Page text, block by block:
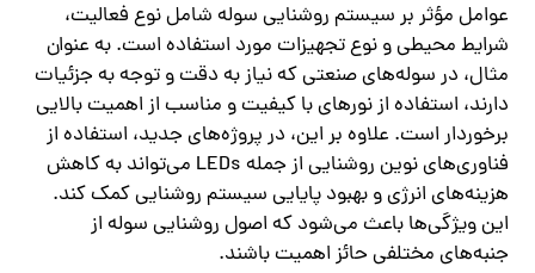
عوامل مؤثر بر سیستم روشنایی سوله شامل نوع فعالیت،
شرایط محیطی و نوع تجهیزات مورد استفاده است. به عنوان
مثال، در سوله‌های صنعتی که نیاز به دقت و توجه به جزئیات
دارند، استفاده از نورهای با کیفیت و مناسب از اهمیت بالایی
برخوردار است. علاوه بر این، در پروژه‌های جدید، استفاده از
فناوری‌های نوین روشنایی از جمله LEDs می‌تواند به کاهش
هزینه‌های انرژی و بهبود پایایی سیستم روشنایی کمک کند.
این ویژگی‌ها باعث می‌شود که اصول روشنایی سوله از
جنبه‌های مختلفی حائز اهمیت باشند.